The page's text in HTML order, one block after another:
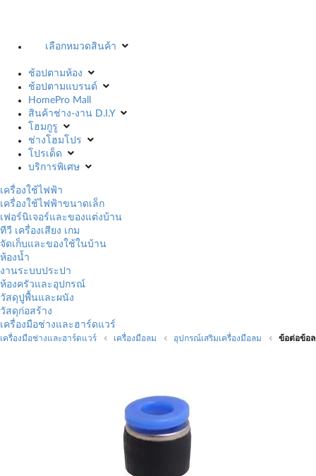
เลือกหมวดสินค้า
ช้อปตามห้อง
ช้อปตามแบรนด์
HomePro Mall
สินค้าช่าง-งาน D.I.Y
โฮมกูรู
ช่างโฮมโปร
โปรเด็ด
บริการพิเศษ
เครื่องใช้ไฟฟ้า
เครื่องใช้ไฟฟ้าขนาดเล็ก
เฟอร์นิเจอร์และของแต่งบ้าน
ทีวี เครื่องเสียง เกม
จัดเก็บและของใช้ในบ้าน
ห้องน้ำ
งานระบบประปา
ห้องครัวและอุปกรณ์
วัสดุปูพื้นและผนัง
วัสดุก่อสร้าง
เครื่องมือช่างและฮาร์ดแวร์
เครื่องมือช่างและฮาร์ดแวร์ เครื่องมือลม อุปกรณ์เสริมเครื่องมือลม ข้อต่อข้อล